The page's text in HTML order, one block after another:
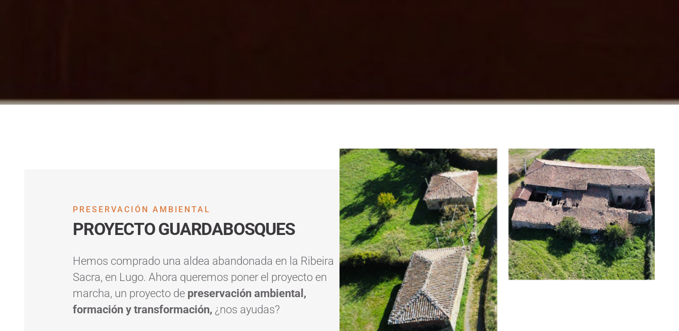
PRESERVACIÓN AMBIENTAL
PROYECTO GUARDABOSQUES
Hemos comprado una aldea abandonada en la Ribeira
Sacra, en Lugo. Ahora queremos poner el proyecto en
marcha, un proyecto de preservación ambiental,
formación y transformación, ¿nos ayudas?